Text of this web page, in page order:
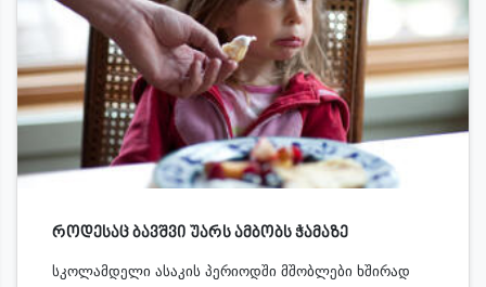
როდესაც ბავშვი უარს ამბობს ჭამაზე
სკოლამდელი ასაკის პერიოდში მშობლები ხშირად